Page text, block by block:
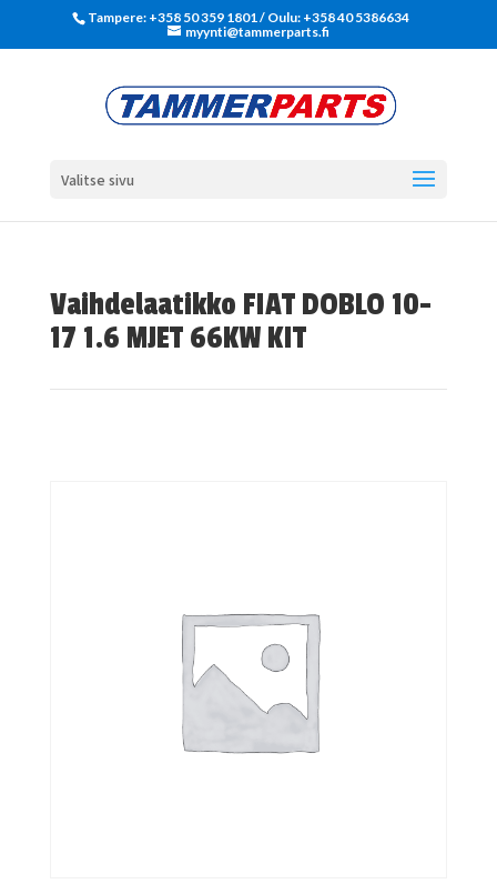
Tampere: +358 50 359 1801‬ / Oulu: +358 40 5386634
myynti@tammerparts.fi
Valitse sivu
Vaihdelaatikko FIAT DOBLO 10-
17 1.6 MJET 66KW KIT